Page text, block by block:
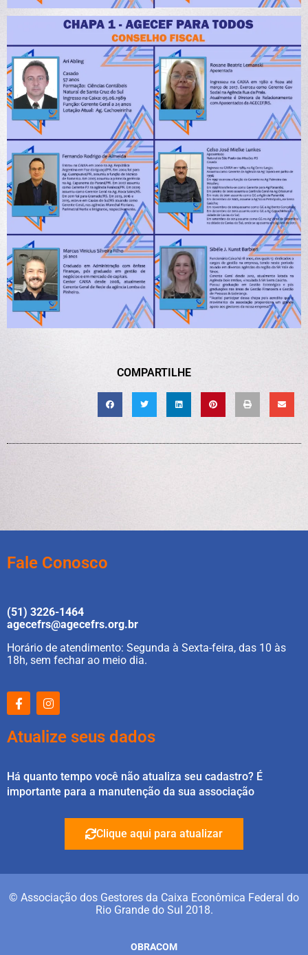
COMPARTILHE
Fale Conosco
(51) 3226-1464
agecefrs@agecefrs.org.br
Horário de atendimento: Segunda à Sexta-feira, das 10 às
18h, sem fechar ao meio dia.
Atualize seus dados
Há quanto tempo você não atualiza seu cadastro? É
importante para a manutenção da sua associação
Clique aqui para atualizar
© Associação dos Gestores da Caixa Econômica Federal do
Rio Grande do Sul 2018.
OBRACOM